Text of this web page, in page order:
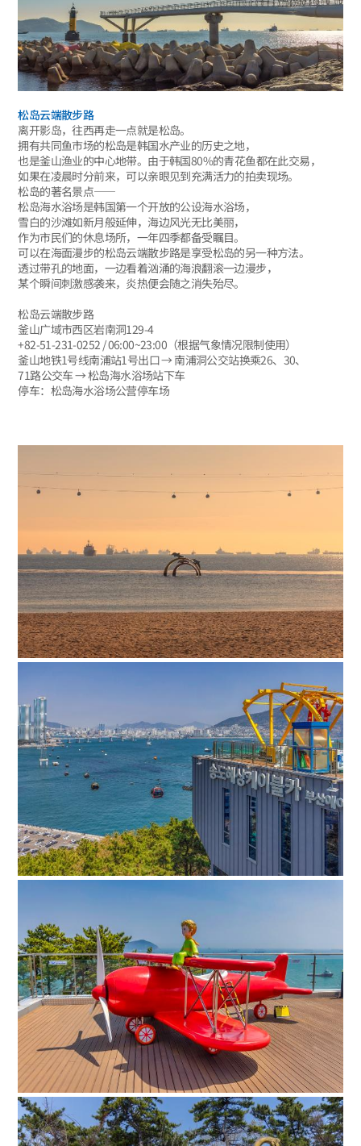
松岛云端散步路
离开影岛，往西再走一点就是松岛。
拥有共同鱼市场的松岛是韩国水产业的历史之地，
也是釜山渔业的中心地带。由于韩国80%的青花鱼都在此交易，
如果在凌晨时分前来，可以亲眼见到充满活力的拍卖现场。
松岛的著名景点——
松岛海水浴场是韩国第一个开放的公设海水浴场，
雪白的沙滩如新月般延伸，海边风光无比美丽，
作为市民们的休息场所，一年四季都备受瞩目。
可以在海面漫步的松岛云端散步路是享受松岛的另一种方法。
透过带孔的地面，一边看着汹涌的海浪翻滚一边漫步，
某个瞬间刺激感袭来，炎热便会随之消失殆尽。
松岛云端散步路
釜山广域市西区岩南洞129-4
+82-51-231-0252 / 06:00~23:00（根据气象情况限制使用）
釜山地铁1号线南浦站1号出口 → 南浦洞公交站换乘26、30、
71路公交车 → 松岛海水浴场站下车
停车：松岛海水浴场公营停车场